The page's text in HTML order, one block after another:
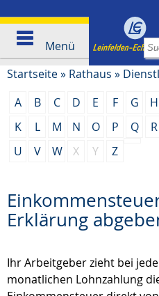
Menü
Startseite» Rathaus »
A
B C D E F G H
K
L M N O P Q R
U
V W X Y Z
Erklärung
Ihr Arbeitgeber zieht bei
monatlichen Lohnzahlung